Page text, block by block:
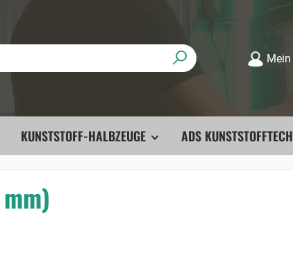
KUNSTSTOFF-HALBZEUGE ADS